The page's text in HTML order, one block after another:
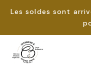
Les soldes sont
Passer